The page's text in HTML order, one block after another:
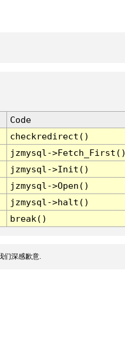
Code
checkredirect()
jzmysql-
jzmysql->Init()
jzmysql->Open()
jzmysql->halt()
break()
们深感歉意.